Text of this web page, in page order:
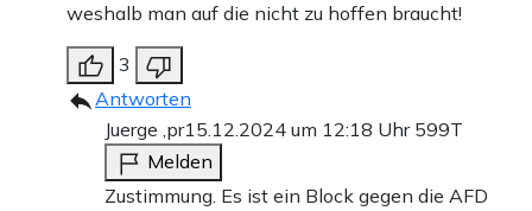
weshalb man auf die nicht zu hoffen braucht!
3
Antworten
Juerge ,pr15.12.2024 um 12:18 Uhr 599T
Melden
Zustimmung. Es ist ein Block gegen die AFD